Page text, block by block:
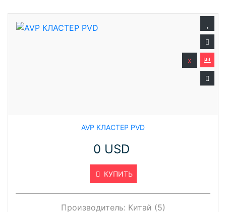
AVP КЛАСТЕР PVD
0 USD
КУПИТЬ
x
Производитель: Китай (5)